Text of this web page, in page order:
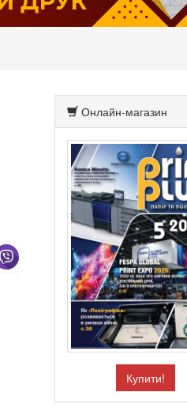
Онлайн-магазин
Купити!